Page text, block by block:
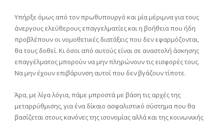
Υπήρξε όμως από τον πρωθυπουργό και μία μέριμνα για τους
άνεργους ελεύθερους επαγγελματίες και η βοήθεια που ήδη
προβλέπουν οι νομοθετικές διατάξεις που δεν εφαρμόζονται,
θα τους δοθεί. Κι όσοι από αυτούς είναι σε αναστολή άσκησης
επαγγέλματος μπορούν να μην πληρώνουν τις εισφορές τους.
Να μην έχουν επιβάρυνση αυτοί που δεν βγάζουν τίποτε.
Άρα, με λίγα λόγια, πάμε μπροστά με βάση τις αρχές της
μεταρρύθμισης, για ένα δίκαιο ασφαλιστικό σύστημα που θα
βασίζεται στους κανόνες της ισονομίας αλλά και της κοινωνικής